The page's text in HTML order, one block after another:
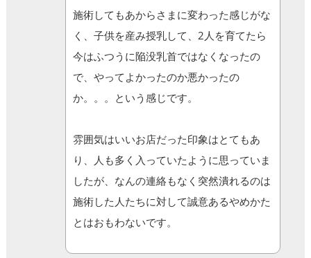
施術してもあからさまに変わった感じがな
く、子供を産み授乳して、2人を育てたら
今はふつうに陥没乳首ではなくなったの
で、やってよかったのか悪かったの
か。。。という感じです。
雰囲気はいいお店だった印象はとてもあ
り、人も多く入っていたように思っていま
したが、なんの連絡もなく突然潰れるのは
施術した人たちに対して誠意あるやめかた
とはおもわないです。